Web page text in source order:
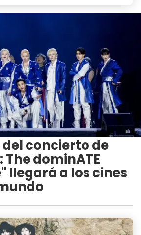
concierto de
The dominATE
llegará a los cines